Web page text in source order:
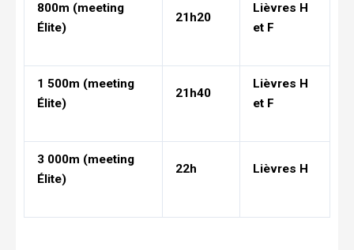
800m (meeting
Élite)
21h20
Lièvres H
et F
1 500m (meeting
Élite)
21h40
Lièvres H
et F
3 000m (meeting
Élite)
22h Lièvres H